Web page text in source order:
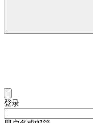
登录